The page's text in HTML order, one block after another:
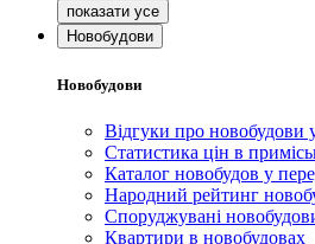
Новобудови
Новобудови
Відгуки про новобудови
Статистика цін в
Каталог новобудов у
Народний рейтинг
Споруджувані
Квартири в новобудовах